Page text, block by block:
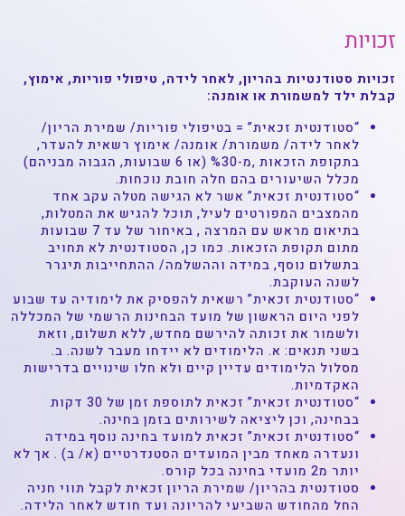
זכויות
זכויות סטודנטיות בהריון, לאחר לידה, טיפולי פוריות, אימוץ,
קבלת ילד למשמורת או אומנה:
“סטודנטית זכאית” = בטיפולי פוריות/ שמירת הריון/
לאחר לידה/ משמורת/ אומנה/ אימוץ רשאית להעדר,
בתקופת הזכאות ,מ-%30 (או 6 שבועות, הגבוה מבניהם)
מכלל השיעורים בהם חלה חובת נוכחות.
“סטודנטית זכאית” אשר לא הגישה מטלה עקב אחד
מהמצבים המפורטים לעיל, תוכל להגיש את המטלות,
בתיאום מראש עם המרצה , באיחור של עד 7 שבועות
מתום תקופת הזכאות. כמו כן, הסטודנטית לא תחויב
בתשלום נוסף, במידה וההשלמה/ ההתחייבות תיגרר
לשנה העוקבת.
“סטודנטית זכאית” רשאית להפסיק את לימודיה עד שבוע
לפני היום הראשון של מועד הבחינות הרשמי של המכללה
ולשמור את זכותה להירשם מחדש, ללא תשלום, וזאת
בשני תנאים: א. הלימודים לא יידחו מעבר לשנה. ב.
מסלול הלימודים עדיין קיים ולא חלו שינויים בדרישות
האקדמיות.
“סטודנטית זכאית” זכאית לתוספת זמן של 30 דקות
בבחינה, וכן ליציאה לשירותים בזמן בחינה.
“סטודנטית זכאית” זכאית למועד בחינה נוסף במידה
ונעדרה מאחד מבין המועדים הסטנדרטיים (א/ ב) . אך לא
יותר מ2 מועדי בחינה בכל קורס.
סטודנטית בהריון/ שמירת הריון זכאית לקבל תווי חניה
החל מהחודש השביעי להריונה ועד חודש לאחר הלידה.